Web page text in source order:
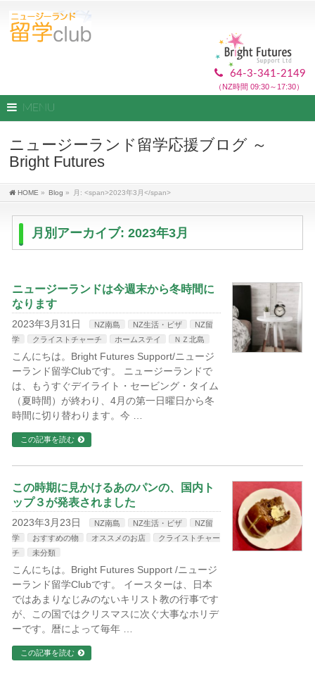
64-3-341-2149
（NZ時間 09:30～17:30）
MENU
ニュージーランド留学応援ブログ ～
Bright Futures
HOME » Blog » 月: <span>2023年3月</span>
月別アーカイブ: 2023年3月
ニュージーランドは今週末から冬時間に
なります
2023年3月31日 NZ南島 NZ生活・ビザ
NZ留
学
クライストチャーチ ホームステイ ＮＺ北島
こんにちは。Bright Futures Support/ニュージ
ーランド留学Clubです。 ニュージーランドで
は、もうすぐデイライト・セービング・タイム
（夏時間）が終わり、4月の第一日曜日から冬
時間に切り替わります。今 …
この記事を読む
この時期に見かけるあのパンの、国内ト
ップ３が発表されました
2023年3月23日 NZ南島 NZ生活・ビザ
NZ留
学
おすすめの物 オススメのお店
クライストチャー
チ
未分類
こんにちは。Bright Futures Support /ニュージ
ーランド留学Clubです。 イースターは、日本
ではあまりなじみのないキリスト教の行事です
が、この国ではクリスマスに次ぐ大事なホリデ
ーです。暦によって毎年 …
この記事を読む